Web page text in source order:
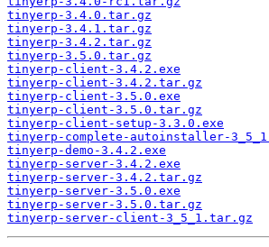
tinyerp-3.4.0.tar.gz
tinyerp-3.4.1.tar.gz
tinyerp-3.4.2.tar.gz
tinyerp-3.5.0.tar.gz
tinyerp-client-3.4.2.exe
tinyerp-client-3.4.2.tar.gz
tinyerp-client-3.5.0.exe
tinyerp-client-3.5.0.tar.gz
tinyerp-client-setup-3.3.0.exe
tinyerp-complete-autoinstaller-
tinyerp-demo-3.4.2.exe
tinyerp-server-3.4.2.exe
tinyerp-server-3.4.2.tar.gz
tinyerp-server-3.5.0.exe
tinyerp-server-3.5.0.tar.gz
tinyerp-server-client-3_5_1.tar.gz